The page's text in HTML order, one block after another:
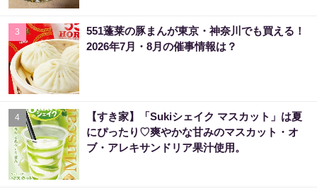
3
551蓬莱の豚まんが東京・神奈川でも買える！
2026年7月・8月の催事情報は？
4
【すき家】「Sukiシェイク マスカット」は夏
にぴったり♡爽やかな甘みのマスカット・オ
ブ・アレキサンドリア果汁使用。